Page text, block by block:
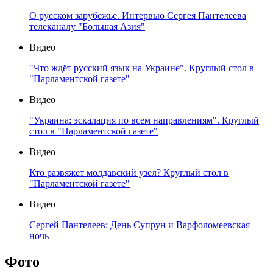
О русском зарубежье. Интервью Сергея Пантелеева
телеканалу "Большая Азия"
Видео
"Что ждёт русский язык на Украине". Круглый стол в
"Парламентской газете"
Видео
"Украина: эскалация по всем направлениям". Круглый
стол в "Парламентской газете"
Видео
Кто развяжет молдавский узел? Круглый стол в
"Парламентской газете"
Видео
Сергей Пантелеев: День Супрун и Варфоломеевская
ночь
Фото